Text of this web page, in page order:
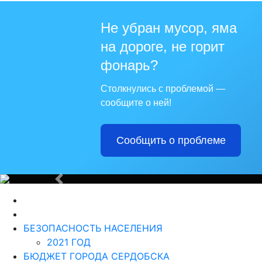
Не убран мусор, яма
на дороге, не горит
фонарь?
Столкнулись с проблемой —
сообщите о ней!
Сообщить о проблеме
Для
Из года в
Назад
БЕЗОПАСНОСТЬ НАСЕЛЕНИЯ
2021 ГОД
БЮДЖЕТ ГОРОДА СЕРДОБСКА